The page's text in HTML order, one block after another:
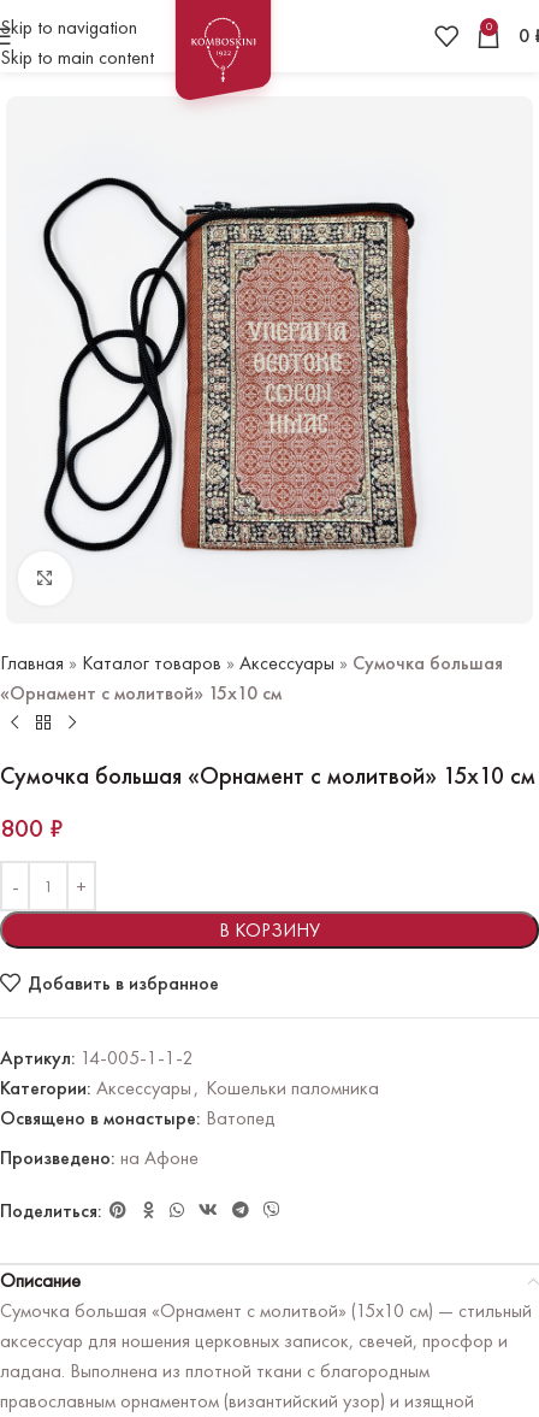
Skip to navigation
Skip to main content
0 0
Главная » Каталог товаров » Аксессуары » Сумочка большая
«Орнамент с молитвой» 15х10 см
Сумочка большая «Орнамент с молитвой» 15х10 см
800 ₽
В КОРЗИНУ
Добавить в избранное
Артикул: 14-005-1-1-2
Категории: Аксессуары, Кошельки паломника
Освящено в монастыре: Ватопед
Произведено: на Афоне
Поделиться:
Описание
Сумочка большая «Орнамент с молитвой» (15х10 см) — стильный
аксессуар для ношения церковных записок, свечей, просфор и
ладана. Выполнена из плотной ткани с благородным
православным орнаментом (византийский узор) и изящной